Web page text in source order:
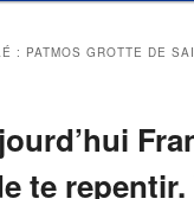
: PATMOS GROTTE DE
te